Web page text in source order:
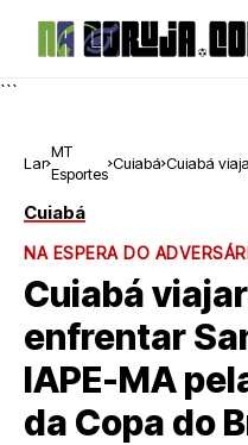
```
Lar
MT
Esportes
Cuiabá Cuiabá
Cuiabá
NA ESPERA DO
Cuiabá
enfrentar
IAPE-MA
da Copa do